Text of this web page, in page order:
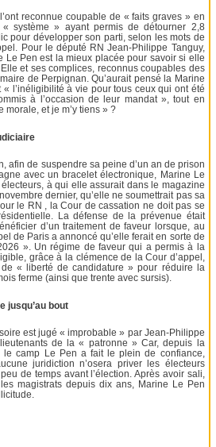
reconnue coupable de « faits graves » en
« système » ayant permis de détourner 2,8
pour développer son parti, selon les mots de
Pour le député RN Jean-Philippe Tanguy,
Le Pen est la mieux placée pour savoir si elle
et ses complices, reconnus coupables des
de Perpignan. Qu’aurait pensé la Marine
l’inéligibilité à vie pour tous ceux qui ont été
à l’occasion de leur mandat », tout en
morale, et je m’y tiens » ?
afin de suspendre sa peine d’un an de prison
avec un bracelet électronique, Marine Le
à qui elle assurait dans le magazine
dernier, qu’elle ne soumettrait pas sa
le RN , la Cour de cassation ne doit pas se
La défense de la prévenue était
d’un traitement de faveur lorsque, au
de Paris a annoncé qu’elle ferait en sorte de
». Un régime de faveur qui a permis à la
grâce à la clémence de la Cour d’appel,
« liberté de candidature » pour réduire la
ferme (ainsi que trente avec sursis).
jusqu’au bout
est jugé « improbable » par Jean-Philippe
de la « patronne » Car, depuis la
le camp Le Pen a fait le plein de confiance,
juridiction n’osera priver les électeurs
de temps avant l’élection. Après avoir sali,
magistrats depuis dix ans, Marine Le Pen